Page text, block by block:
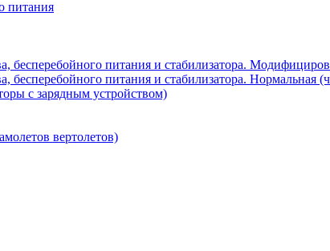
питания
бесперебойного питания и стабилизатора.
бесперебойного питания и стабилизатора. Нормальная
с зарядным устройством)
вертолетов)